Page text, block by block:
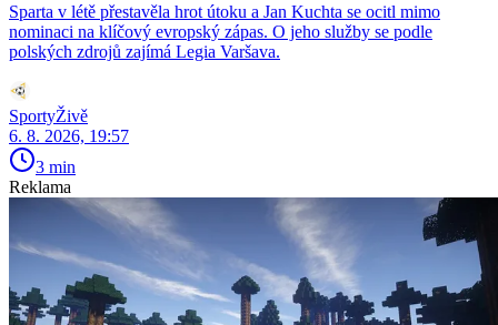
Sparta v létě přestavěla hrot útoku a Jan Kuchta se ocitl mimo
nominaci na klíčový evropský zápas. O jeho služby se podle
polských zdrojů zajímá Legia Varšava.
SportyŽivě
6. 8. 2026, 19:57
3 min
Reklama